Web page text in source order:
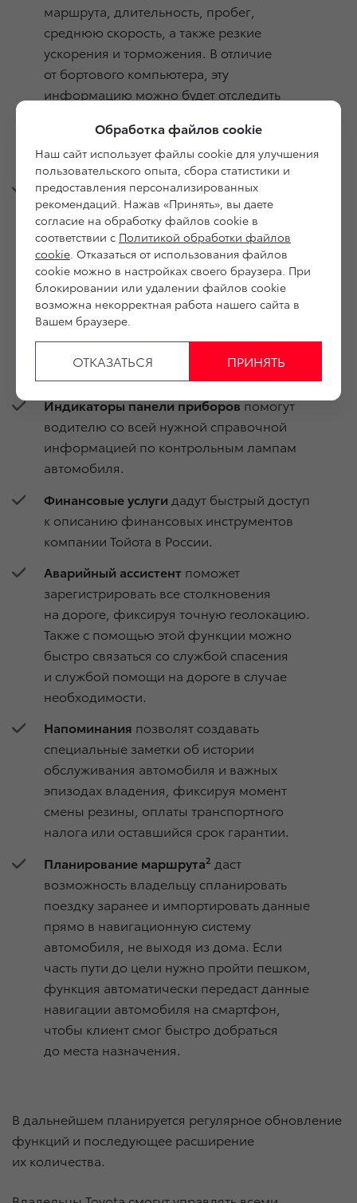
маршрута, длительность, пробег,
среднюю скорость, а также резкие
ускорения и торможения. В отличие
от бортового компьютера, эту
информацию можно будет отследить
с возможностью отбора по неделям,
месяцам и годам.
Техническое обслуживаниепозволит
клиенту узнать пробег до следующего ТО,
а также записаться на обслуживание
к своему или любому дилеру марки
поблизости через форму обратной связи
с дилером. «Журнал обслуживания»
фиксирует все сервисные операции
и в любой момент покажет полную
Индикаторы панели приборовпомогут
водителю со всей нужной справочной
информацией по контрольным лампам
автомобиля.
Финансовые услуги дадут быстрый доступ
к описанию финансовых инструментов
компании Тойота в России.
Аварийный ассистент поможет
зарегистрировать все столкновения
на дороге, фиксируя точную геолокацию.
Также с помощью этой функции можно
быстро связаться со службой спасения
и службой помощи на дороге в случае
необходимости.
Напоминания позволят создавать
специальные заметки об истории
обслуживания автомобиля и важных
эпизодах владения, фиксируя момент
смены резины, оплаты транспортного
налога или оставшийся срок гарантии.
Планирование маршрута2 даст
возможность владельцу спланировать
поездку заранее и импортировать данные
прямо в навигационную систему
автомобиля, не выходя из дома. Если
часть пути до цели нужно пройти пешком,
функция автоматически передаст данные
навигации автомобиля на смартфон,
чтобы клиент смог быстро добраться
до места назначения.
В дальнейшем планируется регулярное обновление
функций и последующее расширение
их количества.
Обработка файлов cookie
Наш сайт использует файлы cookie для улучшения
пользовательского опыта, сбора статистики и
предоставления персонализированных
рекомендаций. Нажав «Принять», вы даете
согласие на обработку файлов cookie в
соответствии с Политикой обработки файлов
cookie . Отказаться от использования файлов
cookie можно в настройках своего браузера. При
блокировании или удалении файлов cookie
возможна некорректная работа нашего сайта в
Вашем браузере.
ОТКАЗАТЬСЯ ПРИНЯТЬ